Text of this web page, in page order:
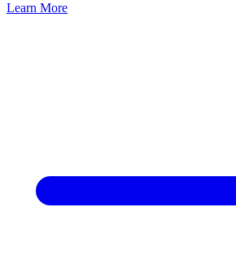
Learn More